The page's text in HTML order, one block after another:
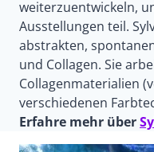
weiterzuentwickeln,
Ausstellungen teil.
abstrakten,
und Collagen. Sie
Collagenmaterialien
verschiedenen
Erfahre mehr über